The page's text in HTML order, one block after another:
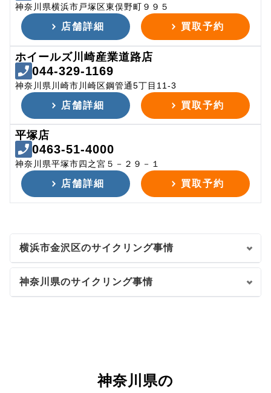
神奈川県横浜市戸塚区東俣野町９９５
店舗詳細 買取予約
ホイールズ川崎産業道路店
044-329-1169
神奈川県川崎市川崎区鋼管通5丁目11-3
店舗詳細 買取予約
平塚店
0463-51-4000
神奈川県平塚市四之宮５－２９－１
店舗詳細 買取予約
横浜市金沢区のサイクリング事情
神奈川県のサイクリング事情
神奈川県の